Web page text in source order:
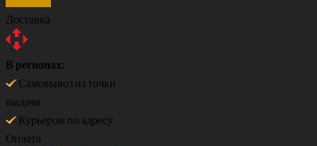
Доставка
В регионах:
Самовывоз из точки
выдачи
Курьером по адресу
Оплата